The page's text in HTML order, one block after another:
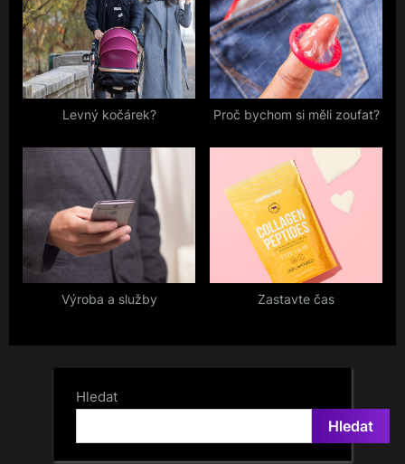
Levný kočárek? Proč bychom si měli zoufat?
Výroba a služby Zastavte čas
Hledat
Hledat